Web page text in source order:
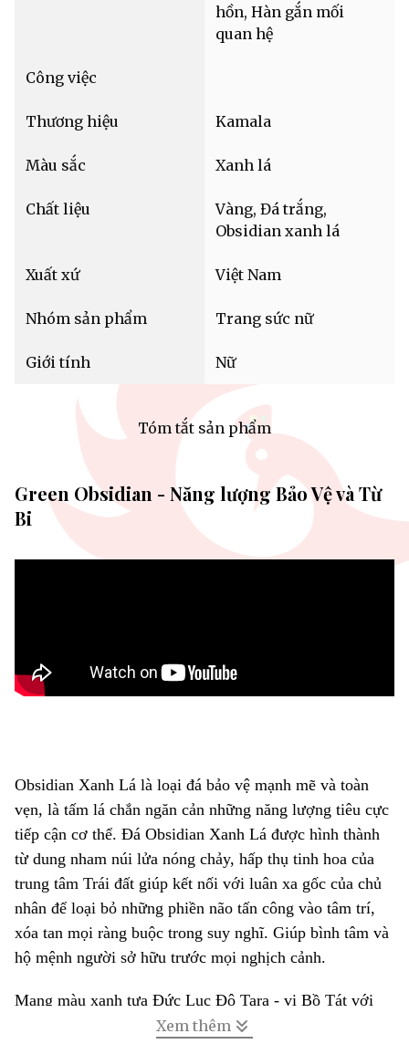
hồn, Hàn gắn mối
quan hệ
Công việc
Thương hiệu Kamala
Màu sắc Xanh lá
Chất liệu
Vàng, Đá trắng,
Obsidian xanh lá
Xuất xứ Việt Nam
Nhóm sản phẩm Trang sức nữ
Giới tính Nữ
Tóm tắt sản phẩm
Green Obsidian - Năng lượng Bảo Vệ và Từ
Bi
Obsidian Xanh Lá là loại đá bảo vệ mạnh mẽ và toàn
vẹn, là tấm lá chắn ngăn cản những năng lượng tiêu cực
tiếp cận cơ thể. Đá Obsidian Xanh Lá được hình thành
từ dung nham núi lửa nóng chảy, hấp thụ tinh hoa của
trung tâm Trái đất giúp kết nối với luân xa gốc của chủ
nhân để loại bỏ những phiền não tấn công vào tâm trí,
xóa tan mọi ràng buộc trong suy nghĩ. Giúp bình tâm và
hộ mệnh người sở hữu trước mọi nghịch cảnh.
Mang màu xanh tựa Đức Lục Độ Tara - vị Bồ Tát với
tâm Bi Mẫn ra đời từ giọt nước mắt Ngài Đại Bi Quán
Xem thêm